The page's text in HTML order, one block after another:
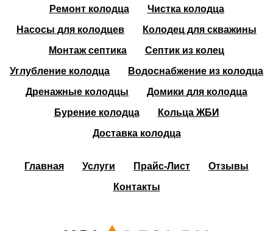
Ремонт колодца
Чистка колодца
Насосы для колодцев
Колодец для скважины
Монтаж септика
Септик из колец
Углубление колодца
Водоснабжение из колодца
Дренажные колодцы
Домики для колодца
Бурение колодца
Кольца ЖБИ
Доставка колодца
Главная Услуги Прайс-Лист
Отзывы
Контакты